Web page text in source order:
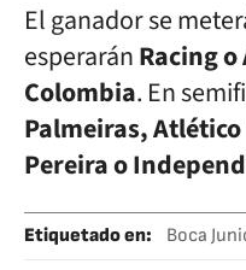
El ganador se
esperaránRacing
Colombia. En
Palmeiras,
Pereira o
Etiquetado en: Boca